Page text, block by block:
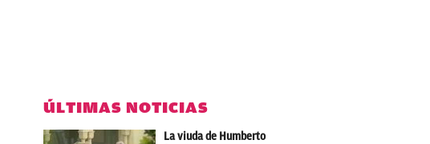
ÚLTIMAS NOTICIAS
La viuda de Humberto